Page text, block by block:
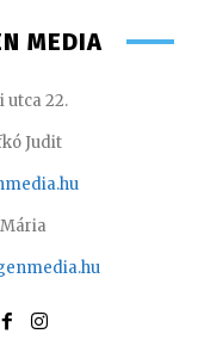
MEDIA
utca 22.
Judit